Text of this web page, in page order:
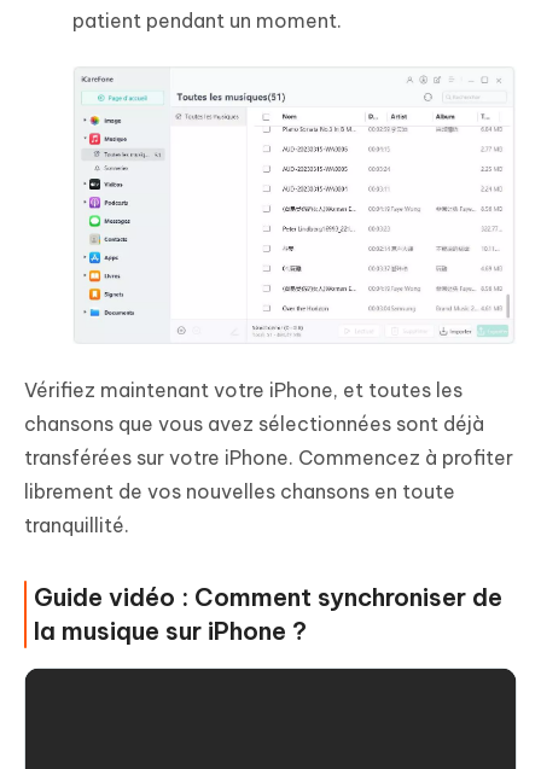
patient pendant un moment.
Vérifiez maintenant votre iPhone, et toutes les
chansons que vous avez sélectionnées sont déjà
transférées sur votre iPhone. Commencez à profiter
librement de vos nouvelles chansons en toute
tranquillité.
Guide vidéo : Comment synchroniser de
la musique sur iPhone ?